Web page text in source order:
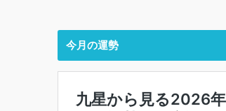
今月の運勢